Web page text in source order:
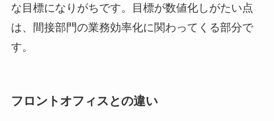
な目標になりがちです。目標が数値化しがたい点
は、間接部門の業務効率化に関わってくる部分で
す。
フロントオフィスとの違い